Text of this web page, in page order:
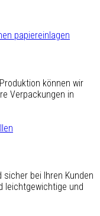
können wir
Verpackungen in
bei Ihren Kunden
leichtgewichtige und